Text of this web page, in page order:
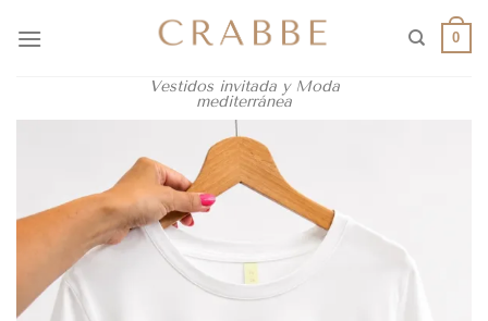
Vestidos invitada y Moda
mediterránea
0